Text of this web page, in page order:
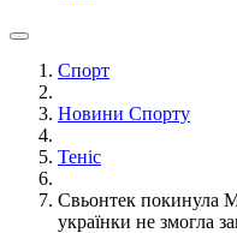
Спорт
Новини Спорту
Теніс
Свьонтек покинула
українки не змогла